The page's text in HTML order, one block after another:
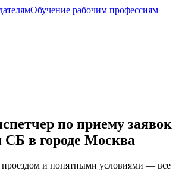
Обучение рабочим профессиям
по приему заявок
СБ в городе Москва
и понятными условиями — все